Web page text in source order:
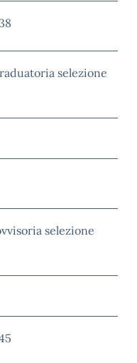
selezione
selezione